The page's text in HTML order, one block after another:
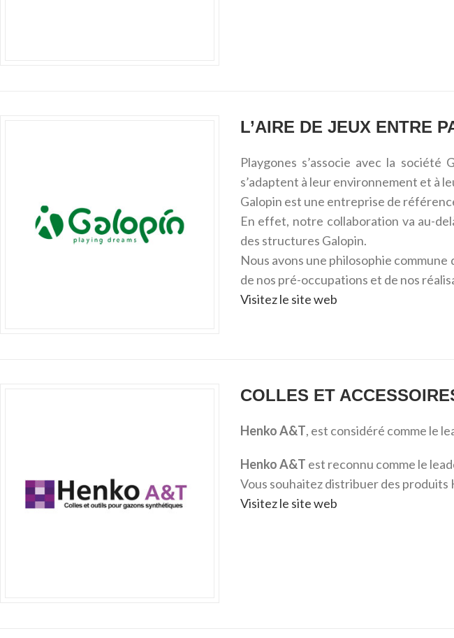
L’AIRE DE JEUX ENTRE
Playgones s’associe avec la
s’adaptent à leur environnement et à
Galopin est une entreprise de
En effet, notre collaboration va au-
des structures Galopin.
Nous avons une philosophie
de nos pré-occupations et de nos
Visitez le site web
COLLES ET
Henko A&T, est considéré comme le
Henko A&T est reconnu comme le
Vous souhaitez distribuer des produits
Visitez le site web